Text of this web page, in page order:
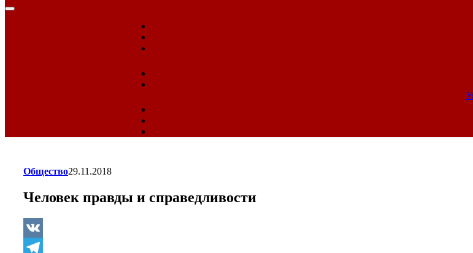
Общество29.11.2018
Человек правды и справедливости
VK